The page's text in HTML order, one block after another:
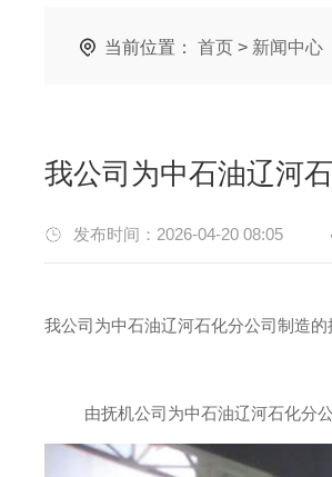
当前位置： 首页 > 新闻中心
我公司为中石油辽河
发布时间：2026-04-20 08:05
我公司为中石油辽河石化分公司制造
由抚机公司为中石油辽河石化分公